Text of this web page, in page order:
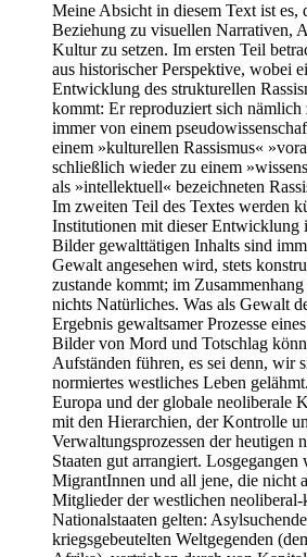
Meine Absicht in diesem Text ist es,
Beziehung zu visuellen Narrativen,
Kultur zu setzen. Im ersten Teil
aus historischer Perspektive, wobei
Entwicklung des strukturellen
kommt: Er reproduziert sich nämlich
immer von einem
einem »kulturellen Rassismus«
schließlich wieder zu einem
als »intellektuell« bezeichneten
Im zweiten Teil des Textes werden
Institutionen mit dieser Entwicklung
Bilder gewalttätigen Inhalts sind
Gewalt angesehen wird, stets
zustande kommt; im
nichts Natürliches. Was als Gewalt
Ergebnis gewaltsamer Prozesse
Bilder von Mord und Totschlag
Aufständen führen, es sei denn, wir
normiertes westliches Leben gelähmt.
Europa und der globale neoliberale
mit den Hierarchien, der Kontrolle
Verwaltungsprozessen der heutigen
Staaten gut arrangiert.
MigrantInnen und all jene, die nicht
Mitglieder der westlichen neoliberal-
Nationalstaaten gelten:
kriegsgebeutelten Weltgegenden